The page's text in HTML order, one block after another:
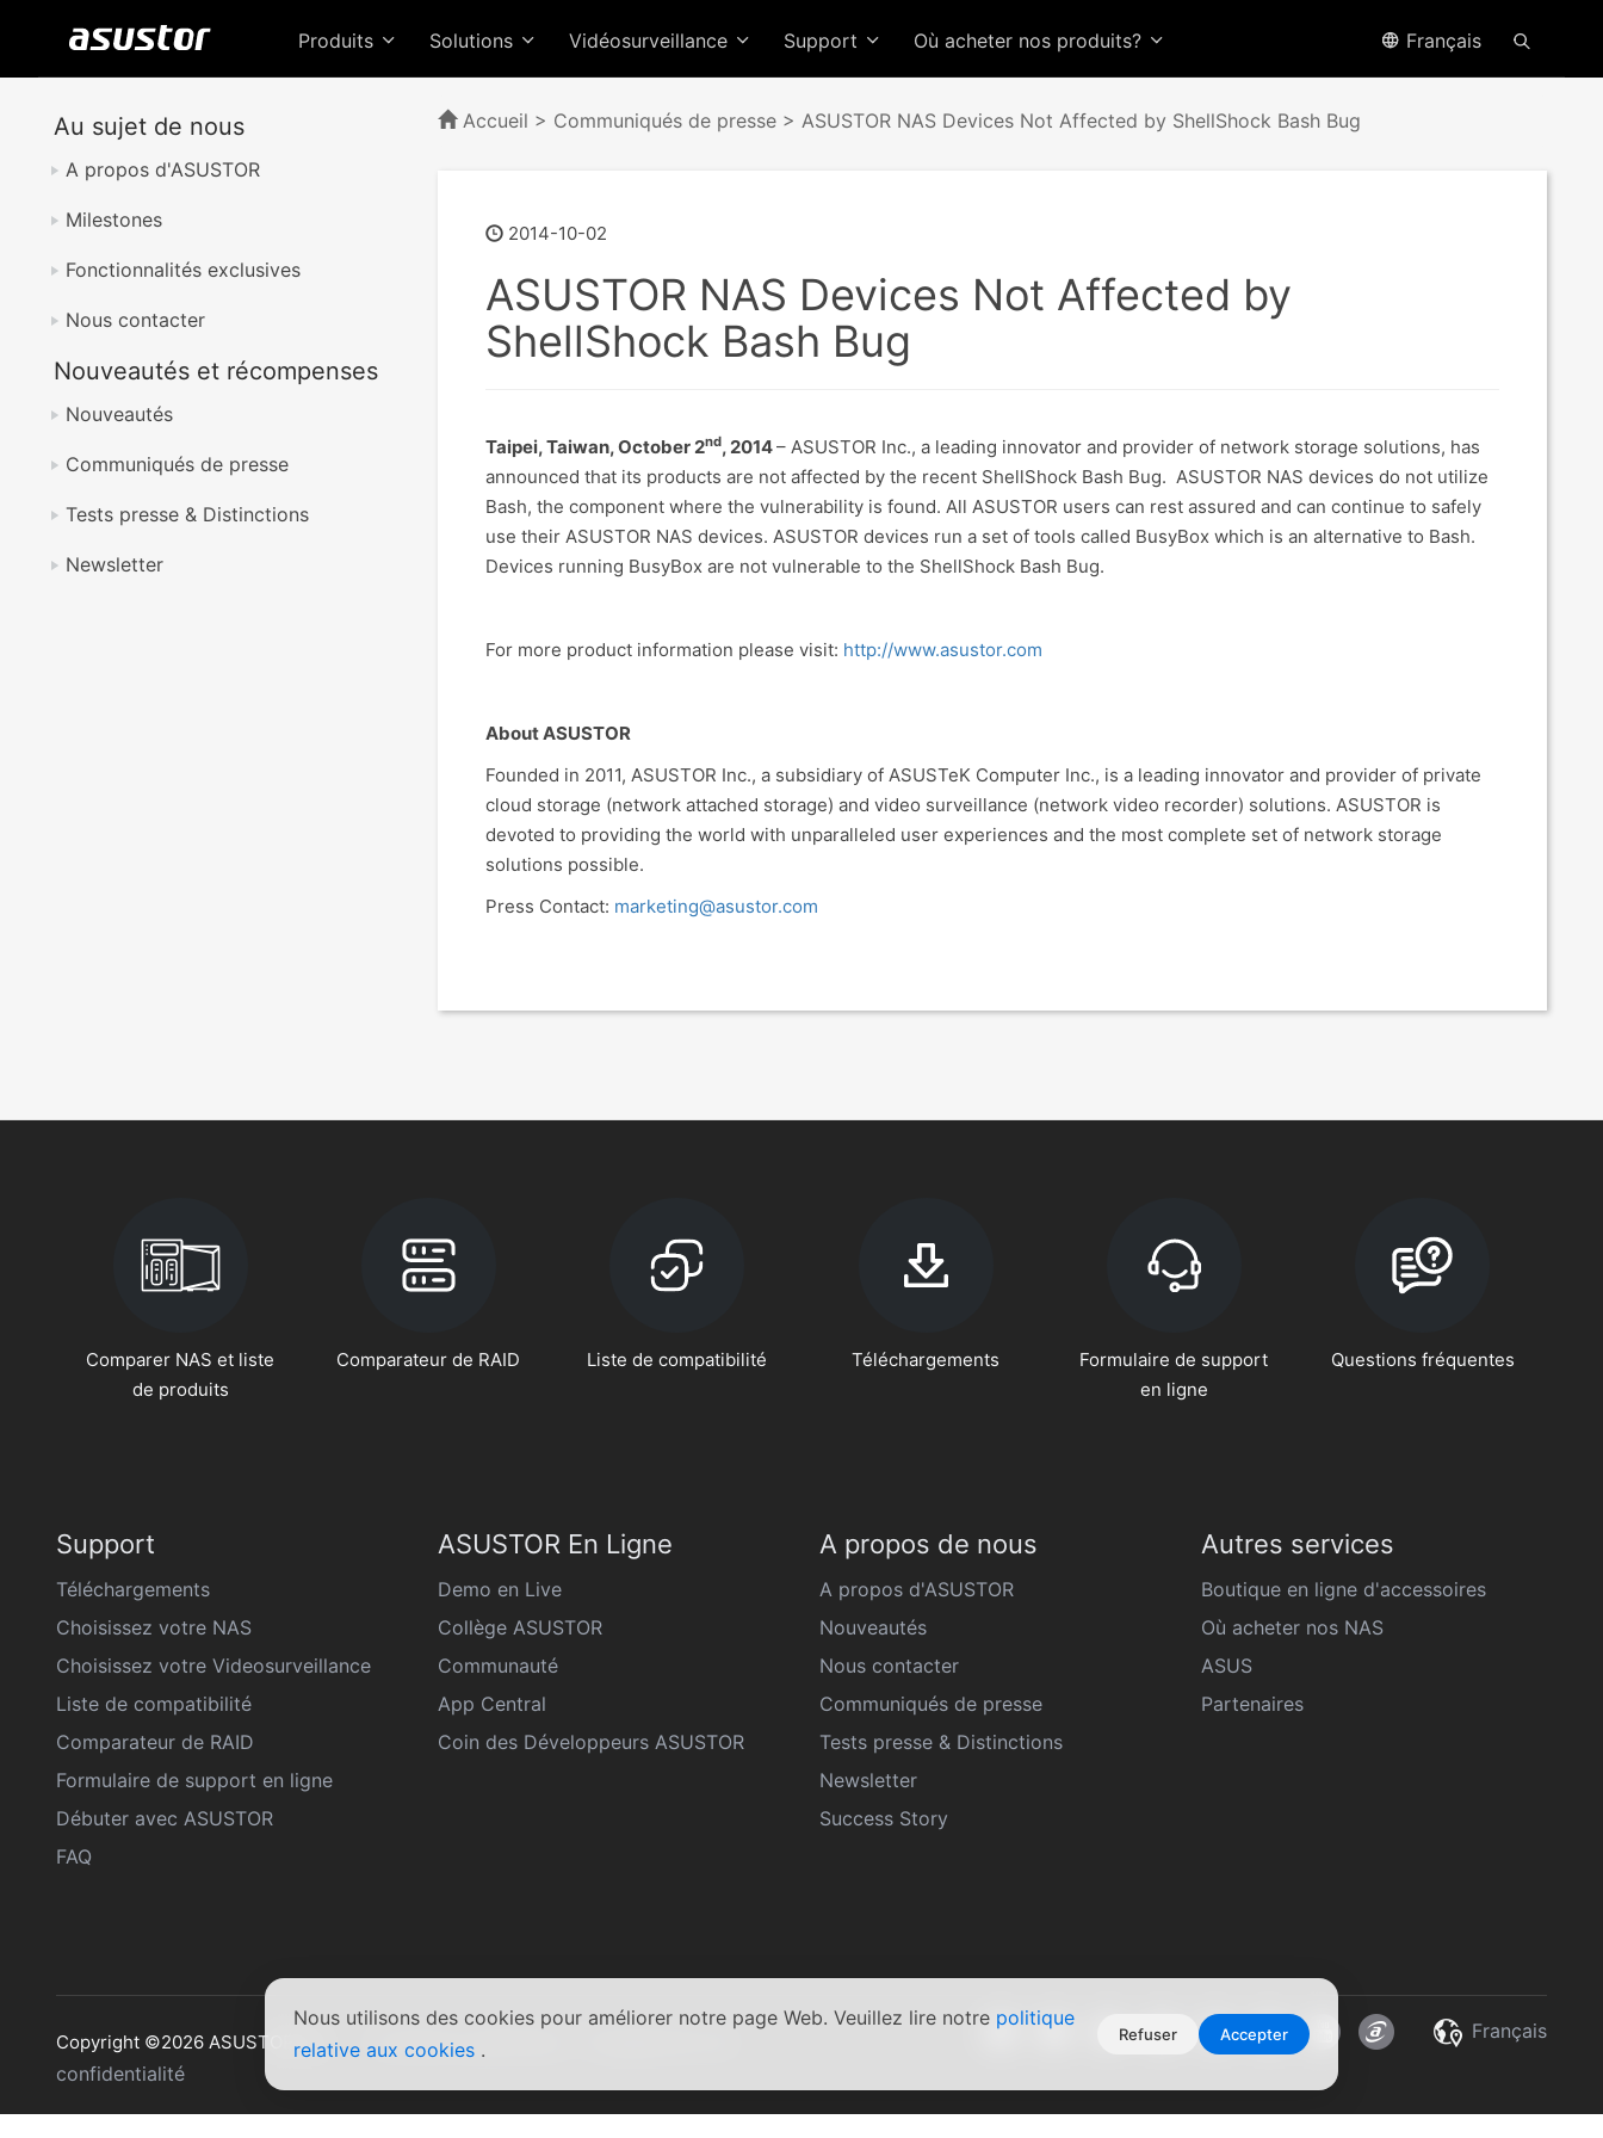
Nous utilisons des cookies pour améliorer notre page Web. Veuillez lire notre politique
relative aux cookies .
Refuser Accepter
Produits Solutions Vidéosurveillance Support Où acheter nos produits? Français
Au sujet de nous
A propos d'ASUSTOR
Milestones
Fonctionnalités exclusives
Nous contacter
Nouveautés et récompenses
Nouveautés
Communiqués de presse
Tests presse & Distinctions
Newsletter
Accueil > Communiqués de presse > ASUSTOR NAS Devices Not Affected by ShellShock Bash Bug
2014-10-02
ASUSTOR NAS Devices Not Affected by
ShellShock Bash Bug
Taipei, Taiwan, October 2nd, 2014– ASUSTOR Inc., a leading innovator and provider of network storage solutions, has
announced that its products are not affected by the recent ShellShock Bash Bug. ASUSTOR NAS devices do not utilize
Bash, the component where the vulnerability is found. All ASUSTOR users can rest assured and can continue to safely
use their ASUSTOR NAS devices. ASUSTOR devices run a set of tools called BusyBox which is an alternative to Bash.
Devices running BusyBox are not vulnerable to the ShellShock Bash Bug.
For more product information please visit: http://www.asustor.com
About ASUSTOR
Founded in 2011, ASUSTOR Inc., a subsidiary of ASUSTeK Computer Inc., is a leading innovator and provider of private
cloud storage (network attached storage) and video surveillance (network video recorder) solutions. ASUSTOR is
devoted to providing the world with unparalleled user experiences and the most complete set of network storage
solutions possible.
Press Contact: marketing@asustor.com
Comparer NAS et liste
de produits
Comparateur de RAID Liste de compatibilité Téléchargements
Formulaire de support
en ligne
Questions fréquentes
Support
Téléchargements
Choisissez votre NAS
Choisissez votre Videosurveillance
Liste de compatibilité
Comparateur de RAID
Formulaire de support en ligne
Débuter avec ASUSTOR
FAQ
ASUSTOR En Ligne
Demo en Live
Collège ASUSTOR
Communauté
App Central
Coin des Développeurs ASUSTOR
A propos de nous
A propos d'ASUSTOR
Nouveautés
Nous contacter
Communiqués de presse
Tests presse & Distinctions
Newsletter
Success Story
Autres services
Boutique en ligne d'accessoires
Où acheter nos NAS
ASUS
Partenaires
Français
Copyright ©2026 ASUSTOR Inc. Conditions générales
confidentialité